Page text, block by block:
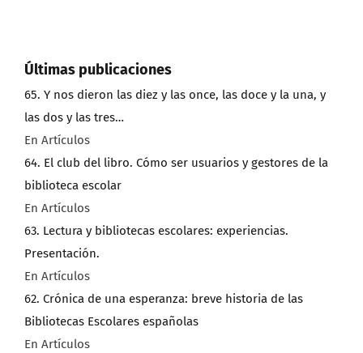
Últimas publicaciones
65. Y nos dieron las diez y las once, las doce y la una, y
las dos y las tres…
En Artículos
64. El club del libro. Cómo ser usuarios y gestores de la
biblioteca escolar
En Artículos
63. Lectura y bibliotecas escolares: experiencias.
Presentación.
En Artículos
62. Crónica de una esperanza: breve historia de las
Bibliotecas Escolares españolas
En Artículos